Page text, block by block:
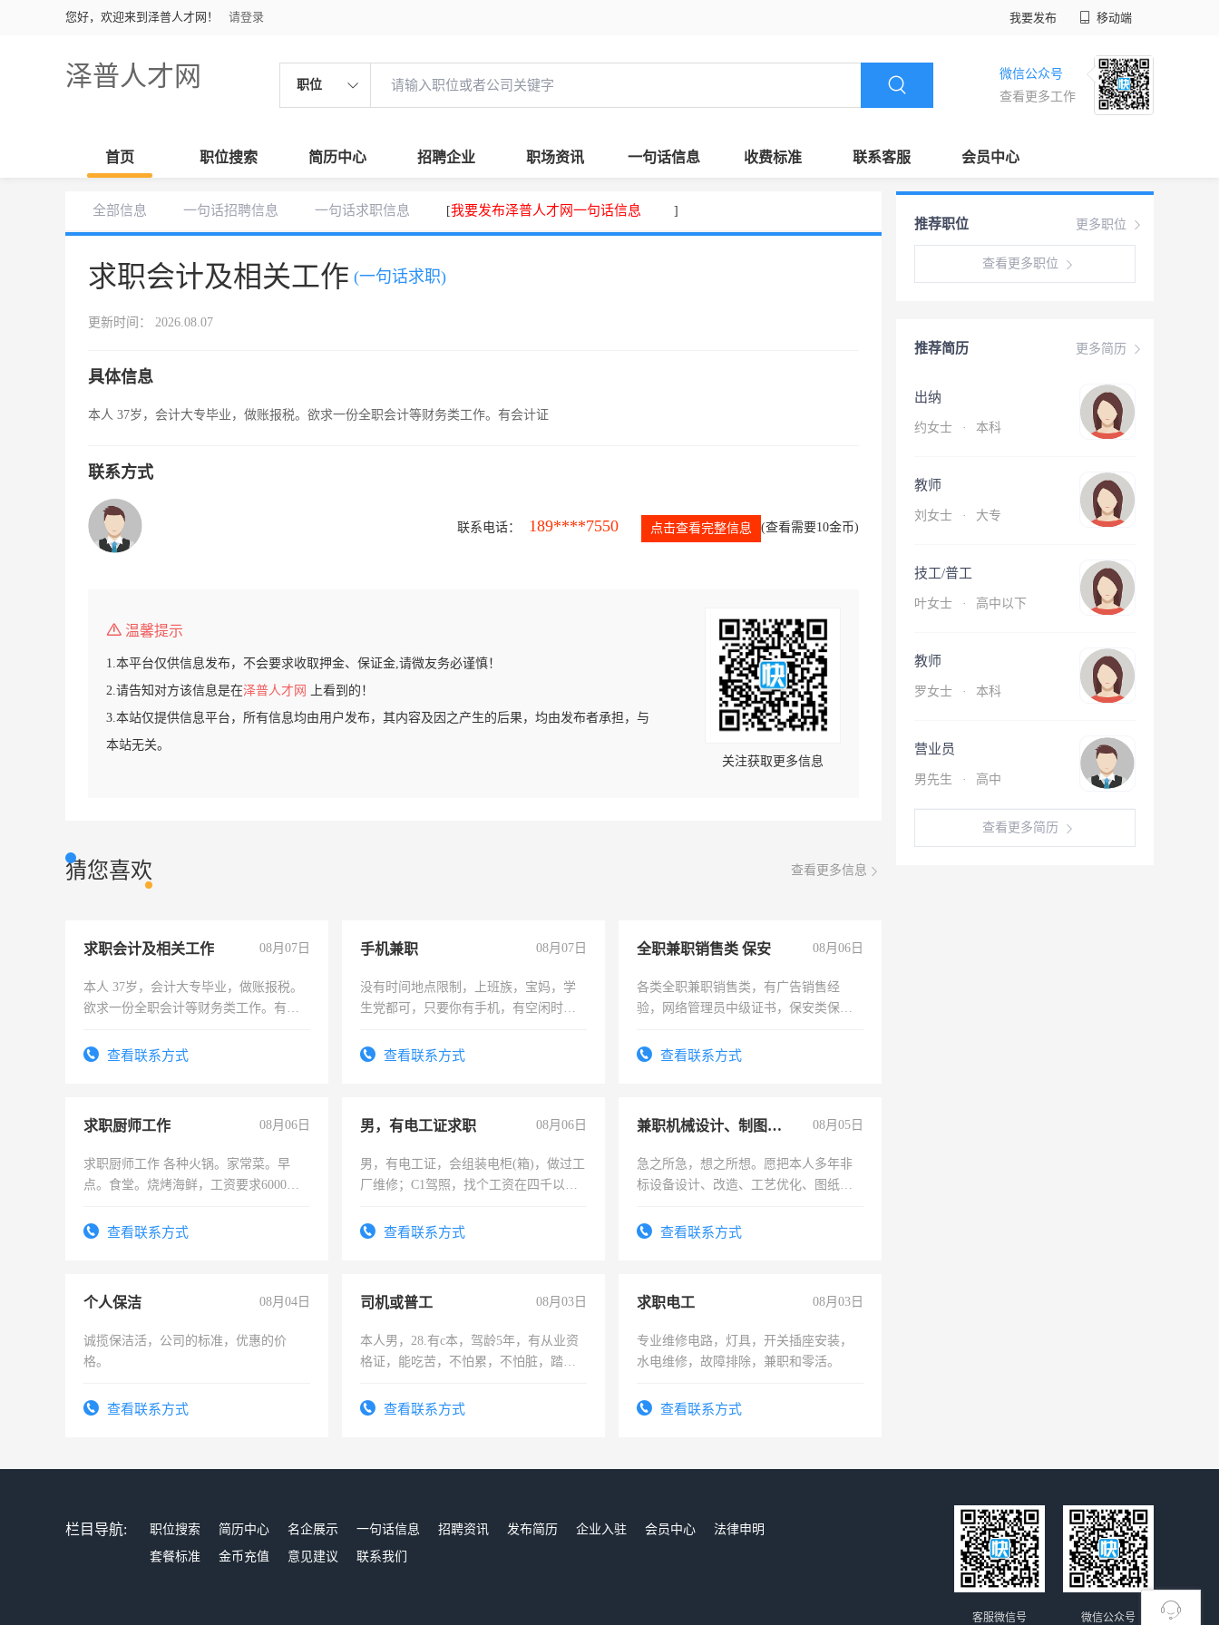
您好，欢迎来到泽普人才网！ 请登录 我要发布 移动端
泽普人才网 职位
微信公众号
查看更多工作
首页 职位搜索 简历中心 招聘企业 职场资讯 一句话信息 收费标准 联系客服 会员中心
全部信息 一句话招聘信息 一句话求职信息 [我要发布泽普人才网一句话信息 ]
求职会计及相关工作 (一句话求职)
更新时间： 2026.08.07
具体信息
本人 37岁，会计大专毕业，做账报税。欲求一份全职会计等财务类工作。有会计证
联系方式
联系电话： 189****7550 点击查看完整信息 (查看需要10金币)
温馨提示
1.本平台仅供信息发布，不会要求收取押金、保证金,请微友务必谨慎！
2.请告知对方该信息是在泽普人才网
上看到的！
3.本站仅提供信息平台，所有信息均由用户发布，其内容及因之产生的后果，均由发布者承担，与
本站无关。
关注获取更多信息
猜您喜欢 查看更多信息
求职会计及相关工作 08月07日
本人 37岁，会计大专毕业，做账报税。
欲求一份全职会计等财务类工作。有会
查看联系方式
手机兼职 08月07日
没有时间地点限制，上班族，宝妈，学
生党都可，只要你有手机，有空闲时
勤快的四五十，每天挣零花钱没问题！
查看联系方式
全职兼职销售类 保安 08月06日
各类全职兼职销售类，有广告销售经
验，网络管理员中级证书，保安类保安
有高低压电工证和十几年工作经验
查看联系方式
求职厨师工作 08月06日
求职厨师工作 各种火锅。家常菜。早
点。食堂。烧烤海鲜，工资要求6000以
查看联系方式
男，有电工证求职 08月06日
男，有电工证，会组装电柜(箱)，做过工
厂维修；C1驾照，找个工资在四千以
电话查看联系方式
兼职机械设计、制图、设备改造 08月05日
急之所急，想之所想。愿把本人多年非
标设备设计、改造、工艺优化、图纸制
结识有识之士，共享未来。
查看联系方式
个人保洁 08月04日
诚揽保洁活，公司的标准，优惠的价
格。
查看联系方式
司机或普工 08月03日
本人男，28.有c本，驾龄5年，有从业资
格证，能吃苦，不怕累，不怕脏，踏
查看联系方式
求职电工 08月03日
专业维修电路，灯具，开关插座安装，
水电维修，故障排除，兼职和零活。
查看联系方式
更多职位
推荐职位
查看更多职位
更多简历
推荐简历
出纳
约女士 · 本科
教师
刘女士 · 大专
技工/普工
叶女士 · 高中以下
教师
罗女士 · 本科
营业员
男先生 · 高中
查看更多简历
栏目导航: 职位搜索 简历中心 名企展示 一句话信息 招聘资讯 发布简历 企业入驻 会员中心
法律申明
套餐标准
金币充值 意见建议 联系我们
微信公众号
客服微信号